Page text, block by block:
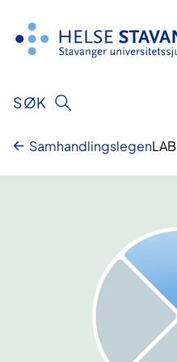
innhold
SØK
SamhandlingslegenLAB